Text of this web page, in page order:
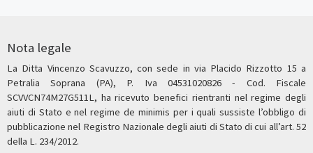
Nota legale
La Ditta Vincenzo Scavuzzo, con sede in via Placido Rizzotto 15 a
Petralia Soprana (PA), P. Iva 04531020826 - Cod. Fiscale
SCVVCN74M27G511L, ha ricevuto benefici rientranti nel regime degli
aiuti di Stato e nel regime de minimis per i quali sussiste l’obbligo di
pubblicazione nel Registro Nazionale degli aiuti di Stato di cui all’art. 52
della L. 234/2012.